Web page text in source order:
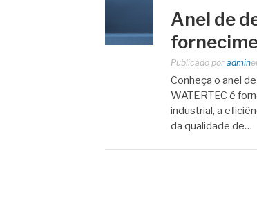
Anel de
Publicado por admin
Conheça o anel
WATERTEC é
industrial, a
da qualidade de…